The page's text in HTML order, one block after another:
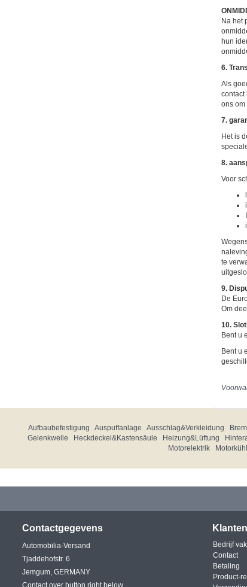
Na het
hun
6.
Als
contact
ons om
7.
Het is
8.
Voor
te
9.
De
Om
10.
Bent u
Bent u
Aufbaubefestigung Auspuffanlage Ausschlag&Verkleidung
Gelenkwelle
Heckdeckel&Kastensäule Heizung&Lüftung
Motorelektrik
Contactgegevens
Automobilia-Versand
Tjaddehofstr. 6
Jemgum, GERMANY
Contact over button right below
Bedrijf
Contact
Betaling
Product-